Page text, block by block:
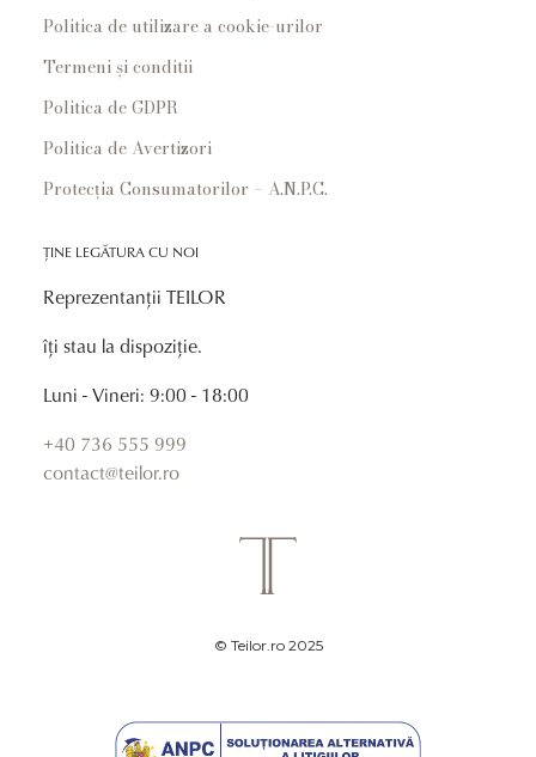
Politica de utilizare a cookie-urilor
Termeni și conditii
Politica de GDPR
Politica de Avertizori
Protecția Consumatorilor – A.N.P.C.
ȚINE LEGĂTURA CU NOI
Reprezentanții TEILOR
îți stau la dispoziție.
Luni - Vineri: 9:00 - 18:00
+40 736 555 999
contact@teilor.ro
© Teilor.ro 2025